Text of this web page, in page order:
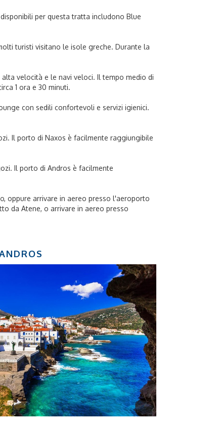
per questa tratta includono Blue
turisti visitano le isole greche. Durante la
velocità e le navi veloci. Il tempo medio di
1 ora e 30 minuti.
con sedili confortevoli e servizi igienici.
Il porto di Naxos è facilmente raggiungibile
Il porto di Andros è facilmente
oppure arrivare in aereo presso l'aeroporto
da Atene, o arrivare in aereo presso